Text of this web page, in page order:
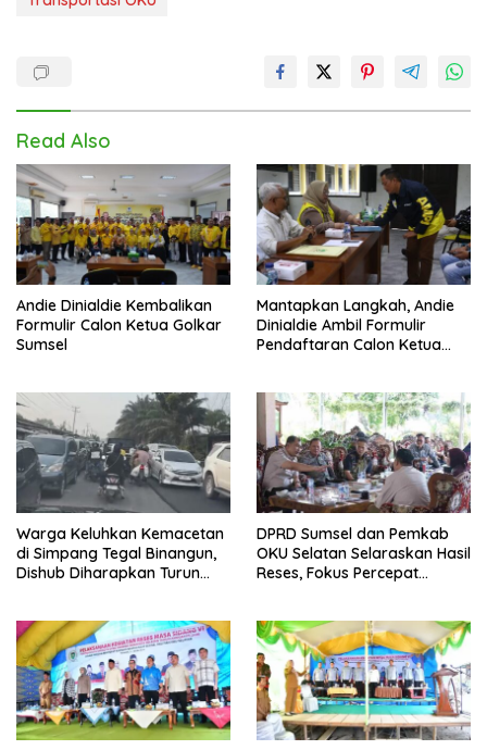
Read Also
Andie Dinialdie Kembalikan
Formulir Calon Ketua Golkar
Sumsel
Mantapkan Langkah, Andie
Dinialdie Ambil Formulir
Pendaftaran Calon Ketua
Warga Keluhkan Kemacetan
di Simpang Tegal Binangun,
Dishub Diharapkan Turun
DPRD Sumsel dan Pemkab
OKU Selatan Selaraskan Hasil
Reses, Fokus Percepat